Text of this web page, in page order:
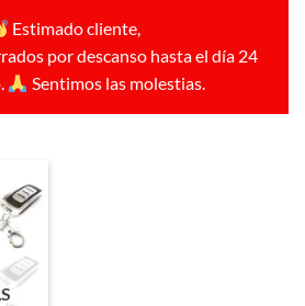
Estimado cliente,
por descanso hasta el día 24
Sentimos las molestias.